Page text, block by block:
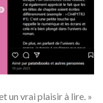
un vrai plaisir à lire. »